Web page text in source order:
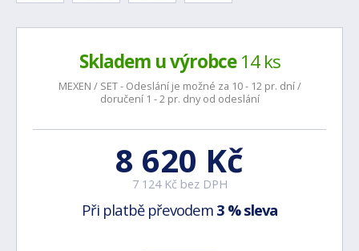
Skladem u výrobce14 ks
MEXEN / SET - Odeslání je možné za 10 - 12 pr. dní /
doručení 1 - 2 pr. dny od odeslání
8 620 Kč
7 124 Kč bez DPH
Při platbě převodem 3 % sleva